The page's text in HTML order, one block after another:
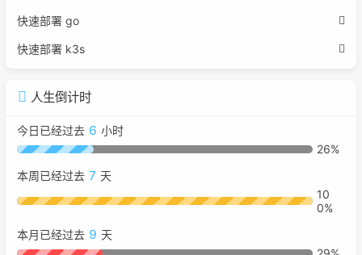
快速部署 go
快速部署 k3s
人生倒计时
今日已经过去 6 小时
26%
本周已经过去 7 天
10
0%
本月已经过去 9 天